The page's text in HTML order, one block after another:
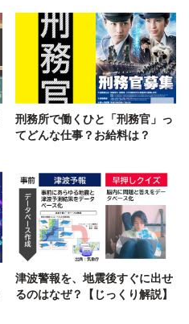
刑務所で働くひと「刑務官」っ
てどんな仕事？お給料は？
津波警報を、地震後すぐに出せ
るのはなぜ？【じっくり解説】